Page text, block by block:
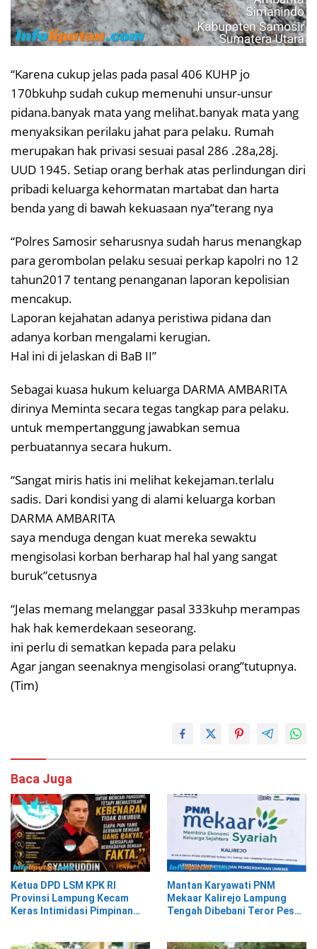
“Karena cukup jelas pada pasal 406 KUHP jo
170bkuhp sudah cukup memenuhi unsur-unsur
pidana.banyak mata yang melihat.banyak mata yang
menyaksikan perilaku jahat para pelaku. Rumah
merupakan hak privasi sesuai pasal 286 .28a,28j.
UUD 1945. Setiap orang berhak atas perlindungan diri
pribadi keluarga kehormatan martabat dan harta
benda yang di bawah kekuasaan nya”terang nya
“Polres Samosir seharusnya sudah harus menangkap
para gerombolan pelaku sesuai perkap kapolri no 12
tahun2017 tentang penanganan laporan kepolisian
mencakup.
Laporan kejahatan adanya peristiwa pidana dan
adanya korban mengalami kerugian.
Hal ini di jelaskan di BaB II”
Sebagai kuasa hukum keluarga DARMA AMBARITA
dirinya Meminta secara tegas tangkap para pelaku.
untuk mempertanggung jawabkan semua
perbuatannya secara hukum.
“Sangat miris hatis ini melihat kekejaman.terlalu
sadis. Dari kondisi yang di alami keluarga korban
DARMA AMBARITA
saya menduga dengan kuat mereka sewaktu
mengisolasi korban berharap hal hal yang sangat
buruk”cetusnya
“Jelas memang melanggar pasal 333kuhp merampas
hak hak kemerdekaan seseorang.
ini perlu di sematkan kepada para pelaku
Agar jangan seenaknya mengisolasi orang”tutupnya.
(Tim)
Baca Juga
Ketua DPD LSM KPK RI
Provinsi Lampung Kecam
Keras Intimidasi Pimpinan
Mantan Karyawati PNM
Mekaar Kalirejo Lampung
Tengah Dibebani Teror Pesan